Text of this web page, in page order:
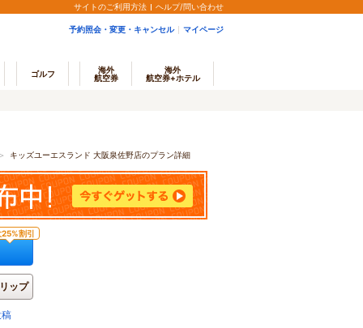
サイトのご利用方法 ヘルプ/問い合わせ
予約照会・変更・キャンセル マイページ
ゴルフ
海外
航空券
海外
航空券+ホテル
キッズユーエスランド 大阪泉佐野店のプラン詳細
25%割引
ップ